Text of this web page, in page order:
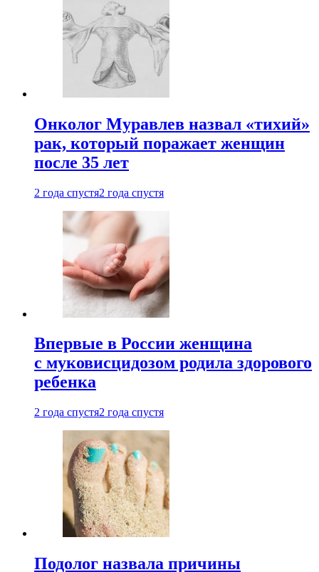
Онколог Муравлев назвал «тихий»
рак, который поражает женщин
после 35 лет
2 года спустя2 года спустя
Впервые в России женщина
с муковисцидозом родила здорового
ребенка
2 года спустя2 года спустя
Подолог назвала причины